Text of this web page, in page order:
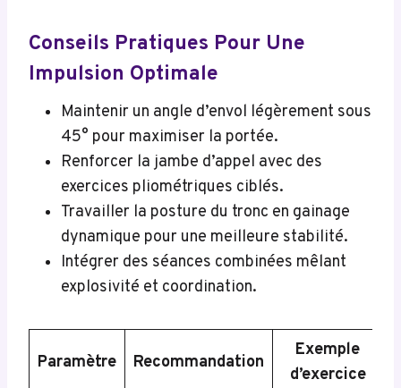
Conseils Pratiques Pour Une
Impulsion Optimale
Maintenir un angle d’envol légèrement sous
45° pour maximiser la portée.
Renforcer la jambe d’appel avec des
exercices pliométriques ciblés.
Travailler la posture du tronc en gainage
dynamique pour une meilleure stabilité.
Intégrer des séances combinées mêlant
explosivité et coordination.
Paramètre Recommandation
Exemple
d’exercice